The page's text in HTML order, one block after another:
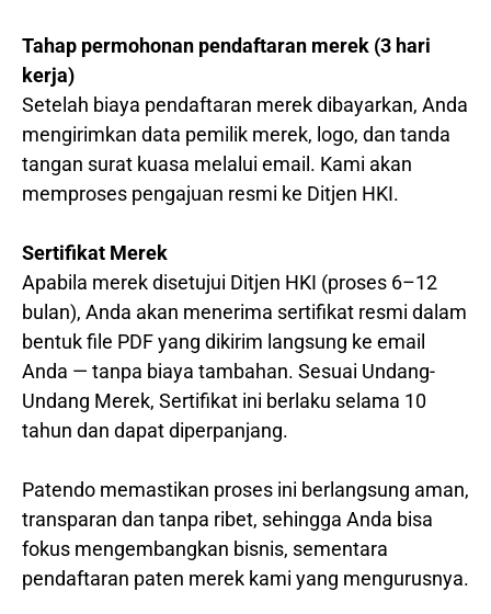
Tahap permohonan pendaftaran merek (3 hari
kerja)
Setelah biaya pendaftaran merek dibayarkan, Anda
mengirimkan data pemilik merek, logo, dan tanda
tangan surat kuasa melalui email. Kami akan
memproses pengajuan resmi ke Ditjen HKI.
Sertifikat Merek
Apabila merek disetujui Ditjen HKI (proses 6–12
bulan), Anda akan menerima sertifikat resmi dalam
bentuk file PDF yang dikirim langsung ke email
Anda — tanpa biaya tambahan. Sesuai Undang-
Undang Merek, Sertifikat ini berlaku selama 10
tahun dan dapat diperpanjang.
Patendo memastikan proses ini berlangsung aman,
transparan dan tanpa ribet, sehingga Anda bisa
fokus mengembangkan bisnis, sementara
pendaftaran paten merek kami yang mengurusnya.